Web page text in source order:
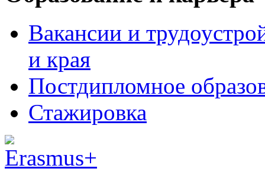
Вакансии и
и края
Постдипломное
Стажировка